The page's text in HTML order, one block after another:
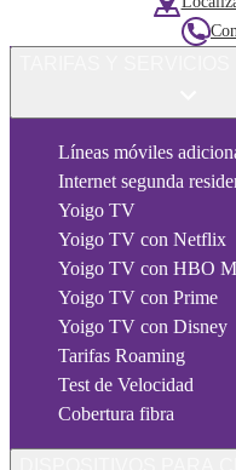
Líneas móviles
Internet segunda
Yoigo TV
Yoigo TV con Netflix
Yoigo TV con HBO
Yoigo TV con Prime
Yoigo TV con Disney
Tarifas Roaming
Test de Velocidad
Cobertura fibra